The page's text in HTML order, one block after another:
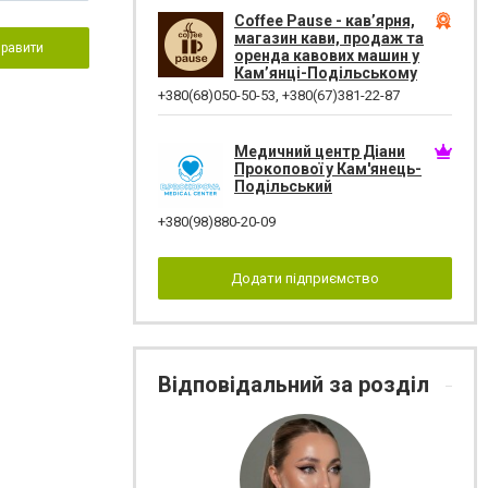
Coffee Pause - кав’ярня,
магазин кави, продаж та
оренда кавових машин у
Кам’янці-Подільському
+380(68)050-50-53, +380(67)381-22-87
Медичний центр Діани
Прокопової у Кам'янець-
Подільський
+380(98)880-20-09
Додати підприємство
Відповідальний за розділ